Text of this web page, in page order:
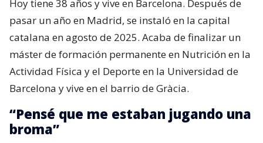
Hoy tiene 38 años y vive en Barcelona. Después de
pasar un año en Madrid, se instaló en la capital
catalana en agosto de 2025. Acaba de finalizar un
máster de formación permanente en Nutrición en la
Actividad Física y el Deporte en la Universidad de
Barcelona y vive en el barrio de Gràcia.
“Pensé que me estaban jugando una
broma”